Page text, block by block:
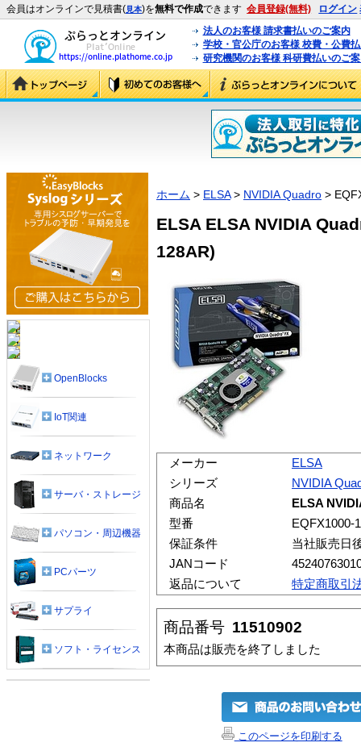
会員はオンラインで見積書(見本)を無料で作成できます 会員登録(無料) ログイン
法人のお客様 請求書払いのご案内
学校・官公庁のお客様 校費・公費
研究機関のお客様 科研費払いのご
ホーム > ELSA> NVIDIA Quadro >
ELSA ELSA NVIDIA
128AR)
メーカー
ELSA
シリーズ
NVIDIA
商品名
ELSA
型番
EQFX1000-
保証条件
当社販売日
JANコード
返品について
特定商取引
商品番号 11510902
本商品は販売を終了しました
このページを印刷する
OpenBlocks
IoT関連
ネットワーク
サーバ・ストレージ
パソコン・周辺機器
PCパーツ
サプライ
ソフト・ライセンス